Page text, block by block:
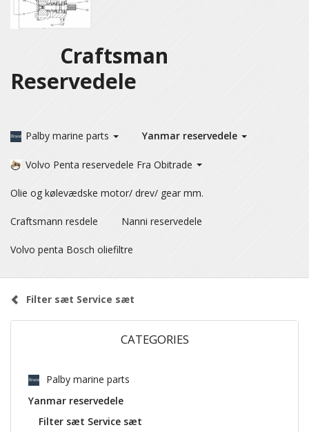
Craftsman
Reservedele
Palby marine parts Yanmar reservedele
Volvo Penta reservedele Fra Obitrade
Olie og kølevædske motor/ drev/ gear mm.
Craftsmann resdele Nanni reservedele
Volvo penta Bosch oliefiltre
Filter sæt Service sæt
CATEGORIES
Palby marine parts
Yanmar reservedele
Filter sæt Service sæt